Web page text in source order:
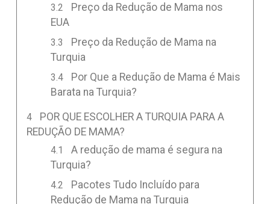
Preço da Redução de Mama nos
EUA
Preço da Redução de Mama na
Turquia
Por Que a Redução de Mama é Mais
Barata na Turquia?
POR QUE ESCOLHER A TURQUIA PARA A
REDUÇÃO DE MAMA?
A redução de mama é segura na
Turquia?
Pacotes Tudo Incluído para
Redução de Mama na Turquia